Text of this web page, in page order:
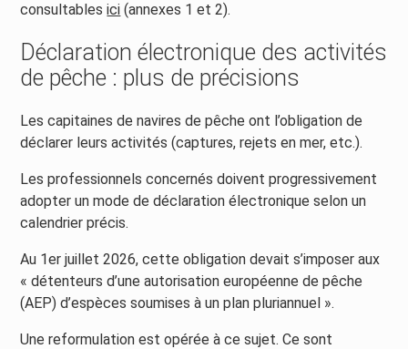
consultablesici (annexes 1 et 2).
Déclaration électronique des activités
de pêche : plus de précisions
Les capitaines de navires de pêche ont l’obligation de
déclarer leurs activités (captures, rejets en mer, etc.).
Les professionnels concernés doivent progressivement
adopter un mode de déclaration électronique selon un
calendrier précis.
Au 1er juillet 2026, cette obligation devait s’imposer aux
« détenteurs d’une autorisation européenne de pêche
(AEP) d’espèces soumises à un plan pluriannuel ».
Une reformulation est opérée à ce sujet. Ce sont